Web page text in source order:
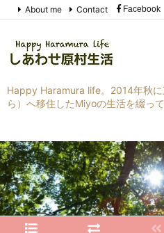
Happy Haramura life。2014年秋
ら）へ移住したMiyoの生活を綴って
About me Contact Facebook